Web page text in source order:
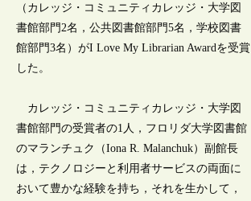
（カレッジ・コミュニティカレッジ・大学図
書館部門2名，公共図書館部門5名，学校図書
館部門3名）がI Love My Librarian Awardを受賞
した。
カレッジ・コミュニティカレッジ・大学図
書館部門の受賞者の1人，フロリダ大学図書館
のマランチュク（Iona R. Malanchuk）副館長
は，テクノロジーと利用者サービスの両面に
おいて豊かな経験を持ち，それを生かして，